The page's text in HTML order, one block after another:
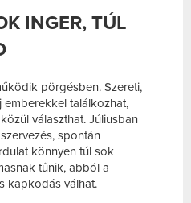
INGER, TÚL
pörgésben. Szereti,
emberekkel találkozhat,
választhat. Júliusban
spontán
könnyen túl sok
tűnik, abból a
kapkodás válhat.